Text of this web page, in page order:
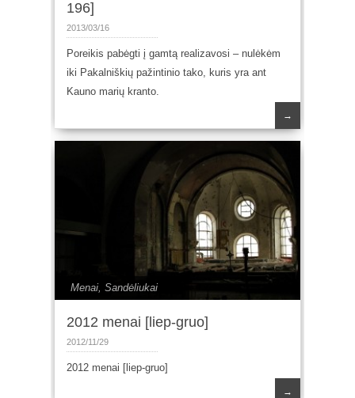
196]
2013/03/16
Poreikis pabėgti į gamtą realizavosi – nulėkėm
iki Pakalniškių pažintinio tako, kuris yra ant
Kauno marių kranto.
→
Menai Sandėliukai
2012 menai [liep-gruo]
2012/11/29
2012 menai [liep-gruo]
→